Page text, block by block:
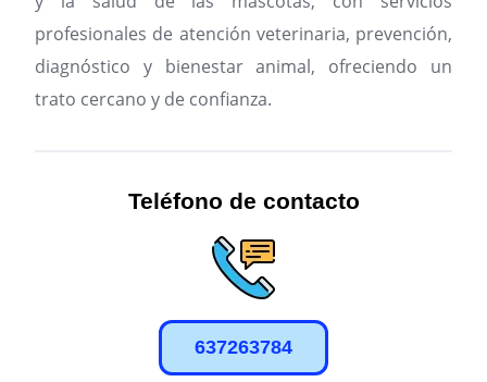
profesionales de atención veterinaria, prevención,
diagnóstico y bienestar animal, ofreciendo un
trato cercano y de confianza.
Teléfono de contacto
637263784